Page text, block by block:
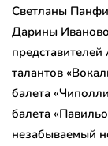
Светланы
Дарины
талантов
балета
балета
незабываемый